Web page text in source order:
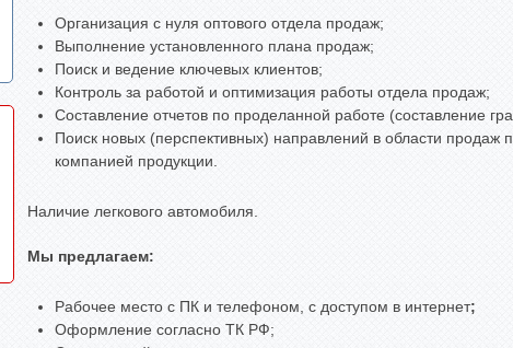
Организация с нуля оптового отдела продаж;
Выполнение установленного плана продаж;
Поиск и ведение ключевых клиентов;
Контроль за работой и оптимизация работы отдела продаж;
Составление отчетов по проделанной работе (составление
Поиск новых (перспективных) направлений в области
компанией продукции.
Наличие легкового автомобиля.
Мы предлагаем:
Рабочее место с ПК и телефоном, с доступом в интернет;
Оформление согласно ТК РФ;